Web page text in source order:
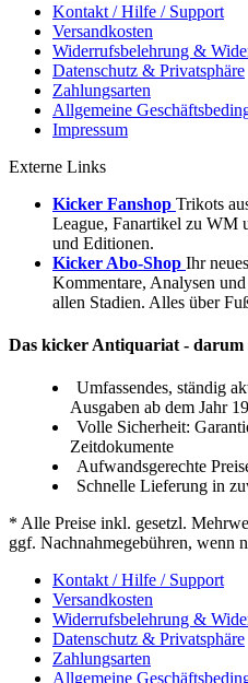
Kontakt / Hilfe / Support
Versandkosten
Widerrufsbelehrung &
Datenschutz & Privatsphäre
Zahlungsarten
Allgemeine
Impressum
Externe Links
Kicker Fanshop Trikots
League, Fanartikel zu WM
und Editionen.
Kicker Abo-Shop Ihr
Kommentare, Analysen
allen Stadien. Alles über
Das kicker Antiquariat - darum
Umfassendes, ständig
Ausgaben ab dem Jahr
Volle Sicherheit:
Zeitdokumente
Aufwandsgerechte
Schnelle Lieferung in
* Alle Preise inkl. gesetzl.
ggf. Nachnahmegebühren, wenn
Kontakt / Hilfe / Support
Versandkosten
Widerrufsbelehrung &
Datenschutz & Privatsphäre
Zahlungsarten
Allgemeine